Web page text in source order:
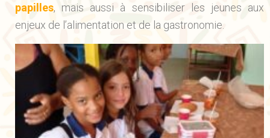
papilles, mais aussi à sensibiliser les jeunes aux
enjeux de l’alimentation et de la gastronomie.